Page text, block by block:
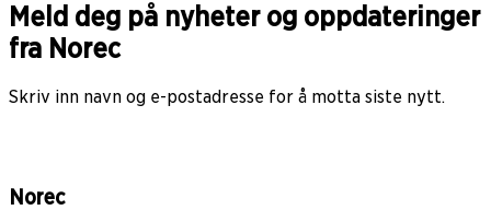
Meld deg på nyheter og oppdateringer
fra Norec
Skriv inn navn og e-postadresse for å motta siste nytt.
Norec